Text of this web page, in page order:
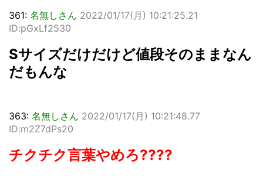
361: 名無しさん 2022/01/17(月) 10:21:25.21
ID:pGxLf2530
Sサイズだけだけど値段そのままなん
だもんな
363: 名無しさん 2022/01/17(月) 10:21:48.77
ID:m2Z7dPs20
チクチク言葉やめろ????